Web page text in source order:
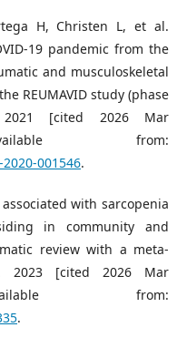
H, Christen L, et al.
19 pandemic from the
and musculoskeletal
REUMAVID study (phase
[cited 2026 Mar
from:
001546.
associated with sarcopenia
in community and
review with a meta-
2023 [cited 2026 Mar
from:
.